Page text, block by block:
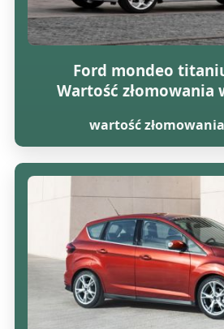
Ford mondeo
Wartość złomowania
wartość